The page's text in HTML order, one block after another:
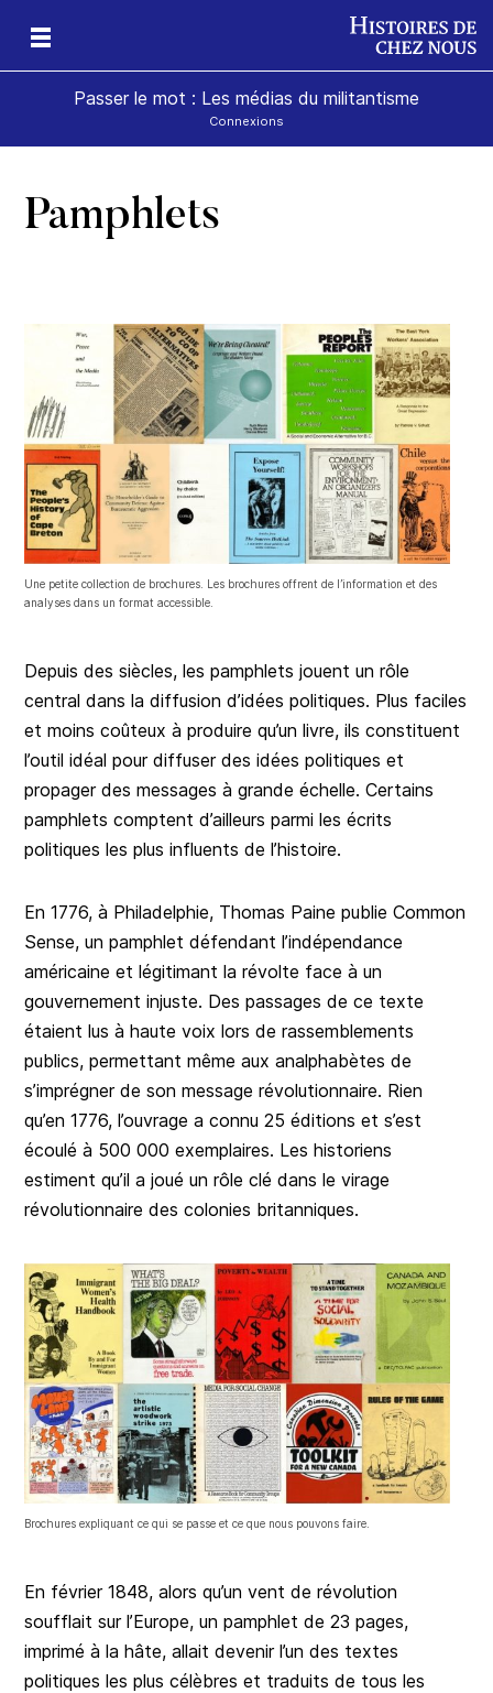
Passer le mot : Les médias du militantisme
Connexions
Pamphlets
Une petite collection de brochures. Les brochures offrent de l’information et des
analyses dans un format accessible.
Depuis des siècles, les pamphlets jouent un rôle
central dans la diffusion d’idées politiques. Plus faciles
et moins coûteux à produire qu’un livre, ils constituent
l’outil idéal pour diffuser des idées politiques et
propager des messages à grande échelle. Certains
pamphlets comptent d’ailleurs parmi les écrits
politiques les plus influents de l’histoire.
En 1776, à Philadelphie, Thomas Paine publie Common
Sense, un pamphlet défendant l’indépendance
américaine et légitimant la révolte face à un
gouvernement injuste. Des passages de ce texte
étaient lus à haute voix lors de rassemblements
publics, permettant même aux analphabètes de
s’imprégner de son message révolutionnaire. Rien
qu’en 1776, l’ouvrage a connu 25 éditions et s’est
écoulé à 500 000 exemplaires. Les historiens
estiment qu’il a joué un rôle clé dans le virage
révolutionnaire des colonies britanniques.
Brochures expliquant ce qui se passe et ce que nous pouvons faire.
En février 1848, alors qu’un vent de révolution
soufflait sur l’Europe, un pamphlet de 23 pages,
imprimé à la hâte, allait devenir l’un des textes
politiques les plus célèbres et traduits de tous les